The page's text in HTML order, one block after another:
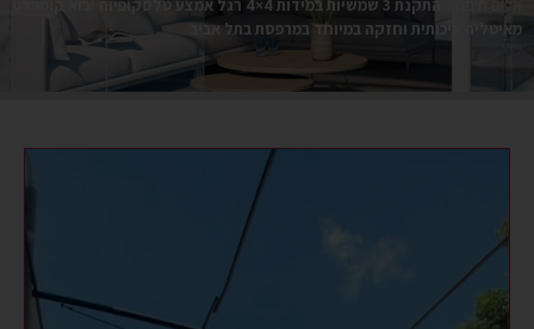
אלום חיפה
התקנת 3 שמשיות במידות 4×4 רגל אמצע טלסקופיות יבוא קומפלט
מאיטליה איכותית וחזקה במיוחד במרפסת בתל אביב